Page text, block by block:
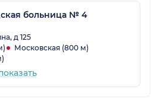
больница № 4
д 125
Московская (800 м)